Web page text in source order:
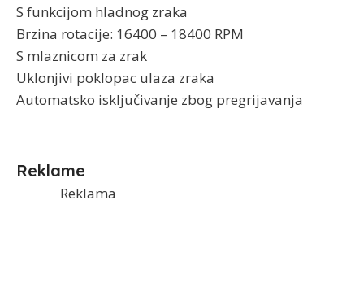
S funkcijom hladnog zraka
Brzina rotacije: 16400 – 18400 RPM
S mlaznicom za zrak
Uklonjivi poklopac ulaza zraka
Automatsko isključivanje zbog pregrijavanja
Reklame
Reklama